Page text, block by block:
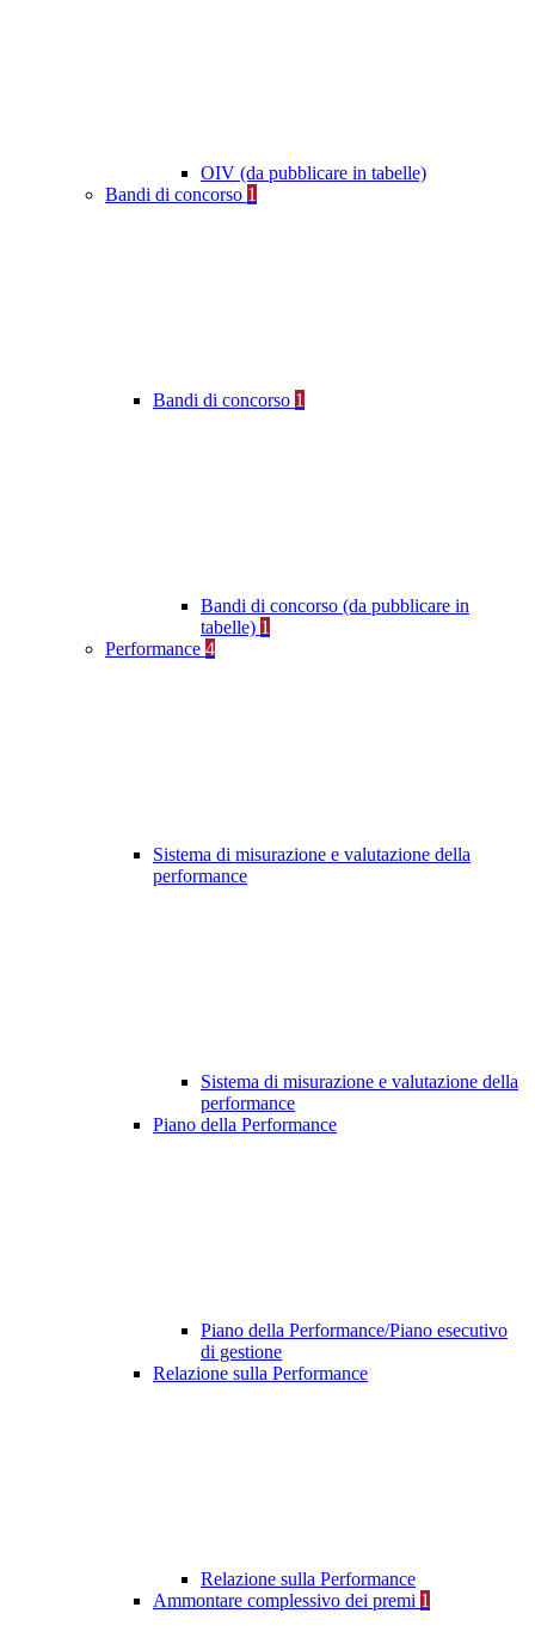
OIV (da pubblicare in tabelle)
Bandi di concorso 1
Bandi di concorso 1
Bandi di concorso (da pubblicare in
tabelle) 1
Performance 4
Sistema di misurazione e valutazione della
performance
Sistema di misurazione e valutazione della
performance
Piano della Performance
Piano della Performance/Piano esecutivo
di gestione
Relazione sulla Performance
Relazione sulla Performance
Ammontare complessivo dei premi 1